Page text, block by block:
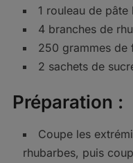
1 rouleau de pâte
4 branches de
250 grammes de
2 sachets de
Préparation :
Coupe les
rhubarbes, puis